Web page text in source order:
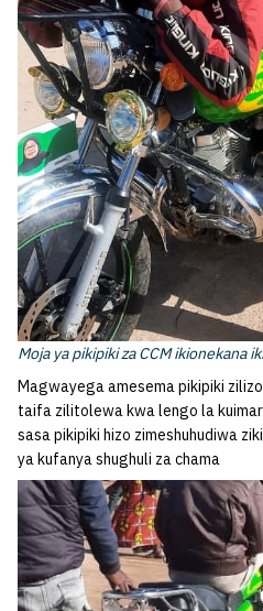
Moja ya pikipiki za CCM ikionekana
Magwayega amesema pikipiki
taifa zilitolewa kwa lengo la
sasa pikipiki hizo zimeshuhudiwa
ya kufanya shughuli za chama